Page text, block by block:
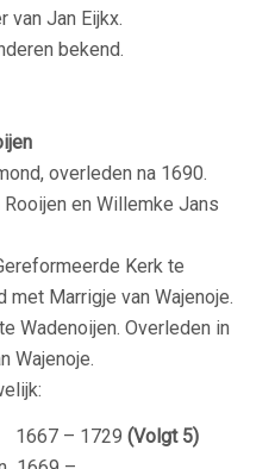
van Jan Eijkx.
bekend.
overleden na 1690.
en Willemke Jans
Kerk te
Marrigje van Wajenoje.
Wadenoijen. Overleden in
Wajenoje.
1667 – 1729 (Volgt 5)